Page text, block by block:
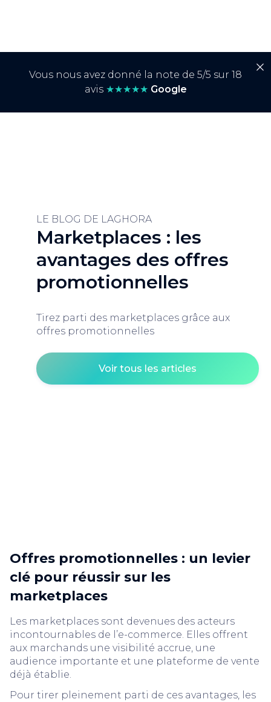
Vous nous avez donné la note de 5/5 sur 18
avis ★★★★★ Google
LE BLOG DE LAGHORA
Marketplaces : les
avantages des offres
promotionnelles
Tirez parti des marketplaces grâce aux
offres promotionnelles
Voir tous les articles
Offres promotionnelles : un levier
clé pour réussir sur les
marketplaces
Les marketplaces sont devenues des acteurs
incontournables de l’e-commerce. Elles offrent
aux marchands une visibilité accrue, une
audience importante et une plateforme de vente
déjà établie.
Pour tirer pleinement parti de ces avantages, les